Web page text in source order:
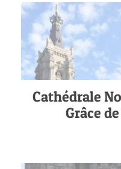
Cathédrale
Grâce